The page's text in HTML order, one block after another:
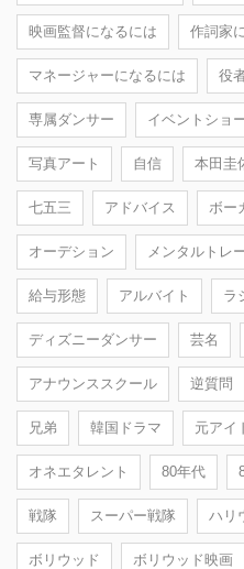
映画監督になるには 作詞家
マネージャーになるには 役
専属ダンサー イベントショ
写真アート 自信 本田圭
七五三 アドバイス ボー
オーデション メンタルトレ
給与形態 アルバイト ラ
ディズニーダンサー 芸名
アナウンススクール 逆質問
兄弟 韓国ドラマ 元アイ
オネエタレント 80年代
戦隊 スーパー戦隊 ハリ
ボリウッド ボリウッド映画